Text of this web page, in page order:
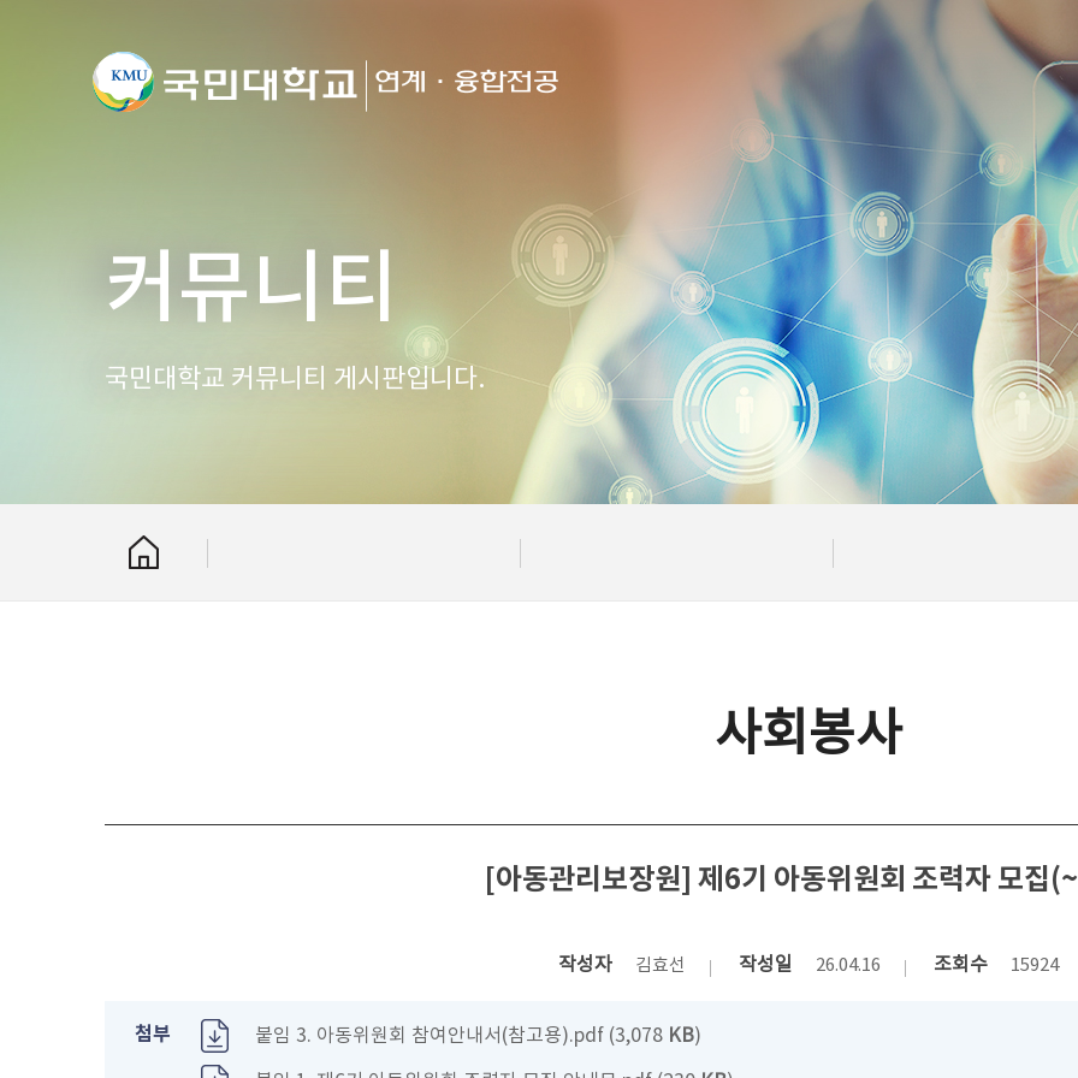
커뮤니티
국민대학교 커뮤니티 게시판입니다.
사회봉사
[아동관리보장원] 제6기 아동위원회 조력자 모집
작성자 김효선 작성일 26.04.16 조회수 15924
첨부 붙임 3. 아동위원회 참여안내서(참고용).pdf (3,078 KB)